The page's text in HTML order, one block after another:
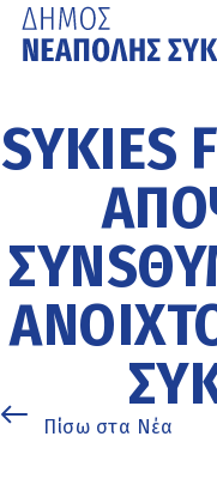
κυρίως
περιεχόμενο
SYKIES
Πίσω στα Νέα